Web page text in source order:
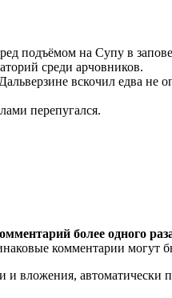
подъёмом на Супу в
среди арчовников.
вскочил едва не
перепугался.
более одного
комментарии могут
и вложения, автоматически